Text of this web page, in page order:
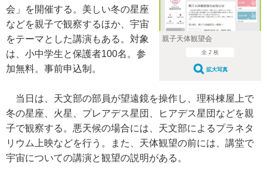
親子天体観望会
全 2 枚
拡大写真
会」を開催する。美しい冬の星座
などを親子で観察するほか、宇宙
をテーマとした講演もある。対象
は、小中学生と保護者100名。参
加無料。事前申込制。
当日は、天文部の部員が望遠鏡を操作し、理科棟屋上で
冬の星座、火星、プレアデス星団、ヒアデス星団などを親
子で観察する。悪天候の場合には、天文部によるプラネタ
リウム上映などを行う。また、天体観望の前には、講堂で
宇宙についての講演と観望の説明がある。